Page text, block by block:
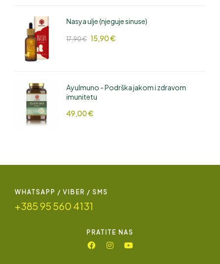
Nasya ulje (njeguje sinuse)
17,90€ 15,90€
AyuImuno - Podrška jakom i zdravom
imunitetu
49,00€
WHATSAPP / VIBER / SMS
+385 95 560 4131
PRATITE NAS